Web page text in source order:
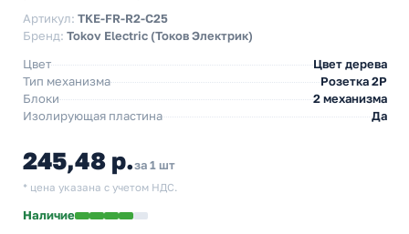
Артикул: TKE-FR-R2-C25
Бренд: Tokov Electric (Токов Электрик)
Цвет
Цвет дерева
Тип механизма
Розетка 2Р
Блоки
2 механизма
Изолирующая пластина
Да
245,48 р.за 1 шт
* цена указана с учетом НДС.
Наличие